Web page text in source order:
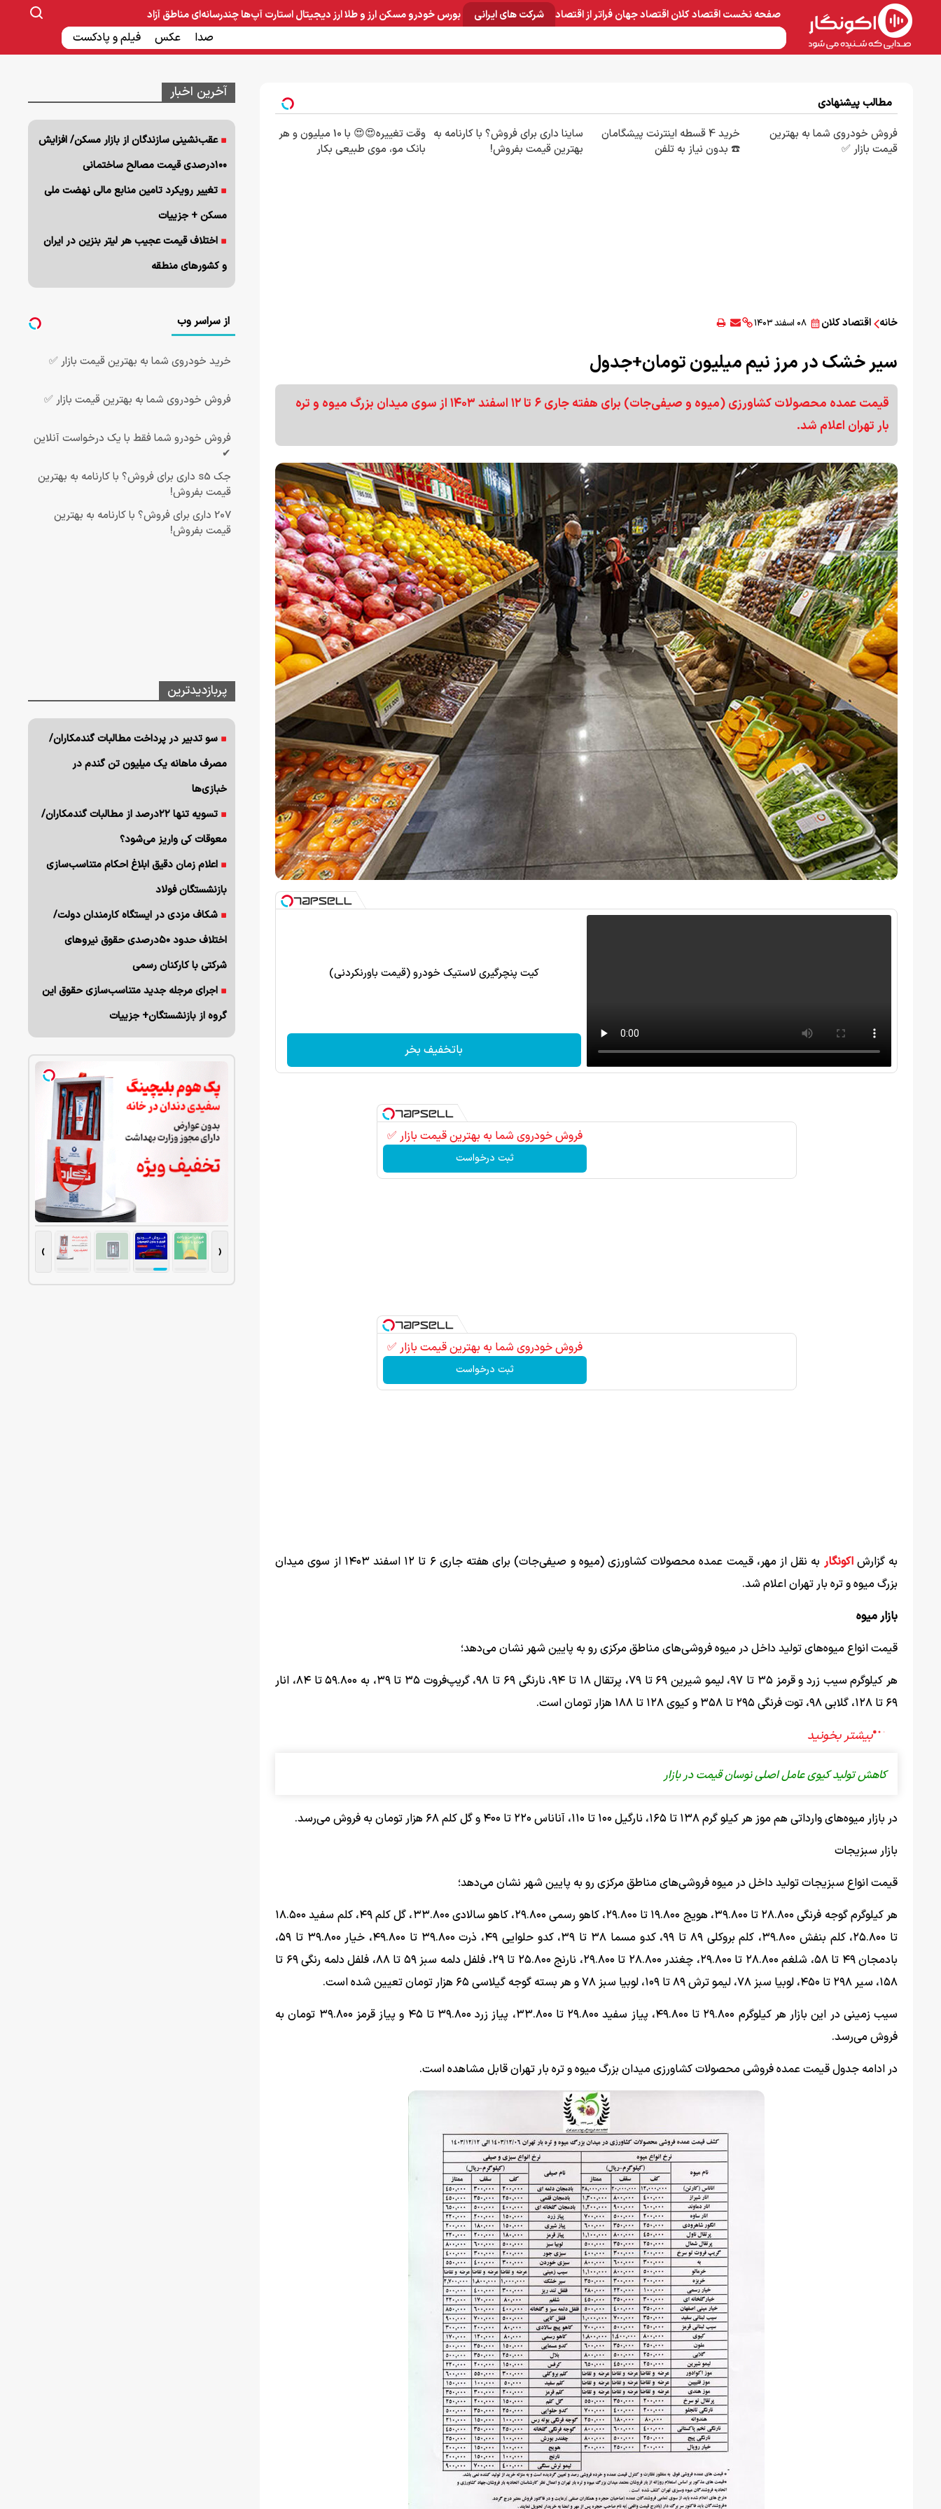
صفحه نخستاقتصاد کلاناقتصاد جهانفراتر از اقتصاد شرکت های ایرانی
صنایع غذایی و دارویی ساخت و ساز بانک و بیمه
بورسخودرومسکنارز و طلاارز دیجیتالاستارت آپ‌هاچندرسانه‌ای
صدا عکس فیلم و پادکست
مناطق آزاد
مطالب پیشنهادی
فروش خودروی شما به بهترین
قیمت بازار ✅
خرید 4 قسطه اینترنت پیشگامان
☎️ بدون نیاز به تلفن
ساینا داری برای فروش؟ با کارنامه به
بهترین قیمت بفروش!
وقت تغییره😍😍 با 10 میلیون و هر
بانک مو، موی طبیعی بکار
خانه اقتصاد کلان ۰۸ اسفند ۱۴۰۳
سیر خشک در مرز نیم میلیون تومان+جدول
قیمت عمده محصولات کشاورزی (میوه و صیفی‌جات) برای هفته جاری ۶ تا ۱۲ اسفند ۱۴۰۳ از سوی میدان بزرگ میوه و تره
بار تهران اعلام شد.
کیت پنچرگیری لاستیک خودرو (قیمت باورنکردنی)
باتخفیف بخر
فروش خودروی شما به بهترین قیمت بازار ✅
ثبت درخواست
فروش خودروی شما به بهترین قیمت بازار ✅
ثبت درخواست
به گزارشاکونگار
به نقل از مهر، قیمت عمده محصولات کشاورزی (میوه و صیفی‌جات) برای هفته جاری ۶ تا ۱۲ اسفند ۱۴۰۳ از سوی میدان
بزرگ میوه و تره بار تهران اعلام شد.
بازار میوه
قیمت انواع میوه‌های تولید داخل در میوه فروشی‌های مناطق مرکزی رو به پایین شهر نشان می‌دهد؛
هر کیلوگرم سیب زرد و قرمز ۳۵ تا ۹۷، لیمو شیرین ۶۹ تا ۷۹، پرتقال ۱۸ تا ۹۴، نارنگی ۶۹ تا ۹۸، گریپ‌فروت ۳۵ تا ۳۹، به ۵۹.۸۰۰ تا ۸۴، انار
۶۹ تا ۱۲۸، گلابی ۹۸، توت فرنگی ۲۹۵ تا ۳۵۸ و کیوی ۱۲۸ تا ۱۸۸ هزار تومان است.
کاهش تولید کیوی عامل اصلی نوسان قیمت در بازار
در بازار میوه‌های وارداتی هم موز هر کیلو گرم ۱۳۸ تا ۱۶۵، نارگیل ۱۰۰ تا ۱۱۰، آناناس ۲۲۰ تا ۴۰۰ و گل کلم ۶۸ هزار تومان به فروش می‌رسد.
بازار سبزیجات
قیمت انواع سبزیجات تولید داخل در میوه فروشی‌های مناطق مرکزی رو به پایین شهر نشان می‌دهد؛
هر کیلوگرم گوجه فرنگی ۲۸.۸۰۰ تا ۳۹.۸۰۰، هویج ۱۹.۸۰۰ تا ۲۹.۸۰۰، کاهو رسمی ۲۹.۸۰۰، کاهو سالادی ۳۳.۸۰۰، گل کلم ۴۹، کلم سفید ۱۸.۵۰۰
تا ۲۵.۸۰۰، کلم بنفش ۳۹.۸۰۰، کلم بروکلی ۸۹ تا ۹۹، کدو مسما ۳۸ تا ۳۹، کدو حلوایی ۴۹، ذرت ۳۹.۸۰۰ تا ۴۹.۸۰۰، خیار ۳۹.۸۰۰ تا ۵۹،
بادمجان ۴۹ تا ۵۸، شلغم ۲۸.۸۰۰ تا ۲۹.۸۰۰، چغندر ۲۸.۸۰۰ تا ۲۹.۸۰۰، نارنج ۲۵.۸۰۰ تا ۲۹، فلفل دلمه سبز ۵۹ تا ۸۸، فلفل دلمه رنگی ۶۹ تا
۱۵۸، سیر ۲۹۸ تا ۴۵۰، لوبیا سبز ۷۸، لیمو ترش ۸۹ تا ۱۰۹، لوبیا سبز ۷۸ و هر بسته گوجه گیلاسی ۶۵ هزار تومان تعیین شده است.
سیب زمینی در این بازار هر کیلوگرم ۲۹.۸۰۰ تا ۴۹.۸۰۰، پیاز سفید ۲۹.۸۰۰ تا ۳۳.۸۰۰، پیاز زرد ۳۹.۸۰۰ تا ۴۵ و پیاز قرمز ۳۹.۸۰۰ تومان به
فروش می‌رسد.
در ادامه جدول قیمت عمده فروشی محصولات کشاورزی میدان بزرگ میوه و تره بار تهران قابل مشاهده است.
آخرین اخبار
عقب‌نشینی سازندگان از بازار مسکن/ افزایش
۱۰۰درصدی قیمت مصالح ساختمانی
تغییر رویکرد تامین منابع مالی نهضت ملی
مسکن + جزییات
اختلاف قیمت عجیب هر لیتر بنزین در ایران
و کشورهای منطقه
از سراسر وب
خرید خودروی شما به بهترین قیمت بازار ✅
فروش خودروی شما به بهترین قیمت بازار ✅
فروش خودرو شما فقط با یک درخواست آنلاین
✔
جک s5 داری برای فروش؟ با کارنامه به بهترین
قیمت بفروش!
207 داری برای فروش؟ با کارنامه به بهترین
قیمت بفروش!
پربازدیدترین
سو تدبیر در پرداخت مطالبات گندمکاران/
مصرف ماهانه یک میلیون تن گندم در
خبازی‌ها
تسویه تنها ۲۲درصد از مطالبات گندمکاران/
معوقات کی واریز می‌شود؟
اعلام زمان دقیق ابلاغ احکام متناسب‌سازی
بازنشستگان فولاد
شکاف مزدی در ایستگاه کارمندان دولت/
اختلاف حدود ۵۰درصدی حقوق نیروهای
شرکتی با کارکنان رسمی
اجرای مرجله جدید متناسب‌سازی حقوق این
گروه از بازنشستگان+ جزییات
‹
›